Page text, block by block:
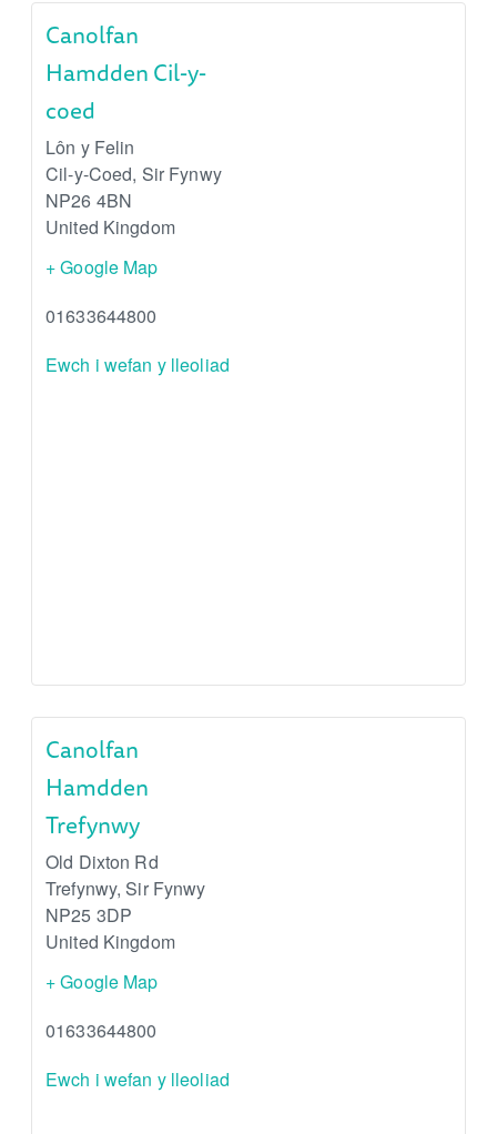
Canolfan
Hamdden Cil-y-
coed
Lôn y Felin
Cil-y-Coed, Sir Fynwy
NP26 4BN
United Kingdom
+ Google Map
01633644800
Ewch i wefan y lleoliad
Canolfan
Hamdden
Trefynwy
Old Dixton Rd
Trefynwy, Sir Fynwy
NP25 3DP
United Kingdom
+ Google Map
01633644800
Ewch i wefan y lleoliad